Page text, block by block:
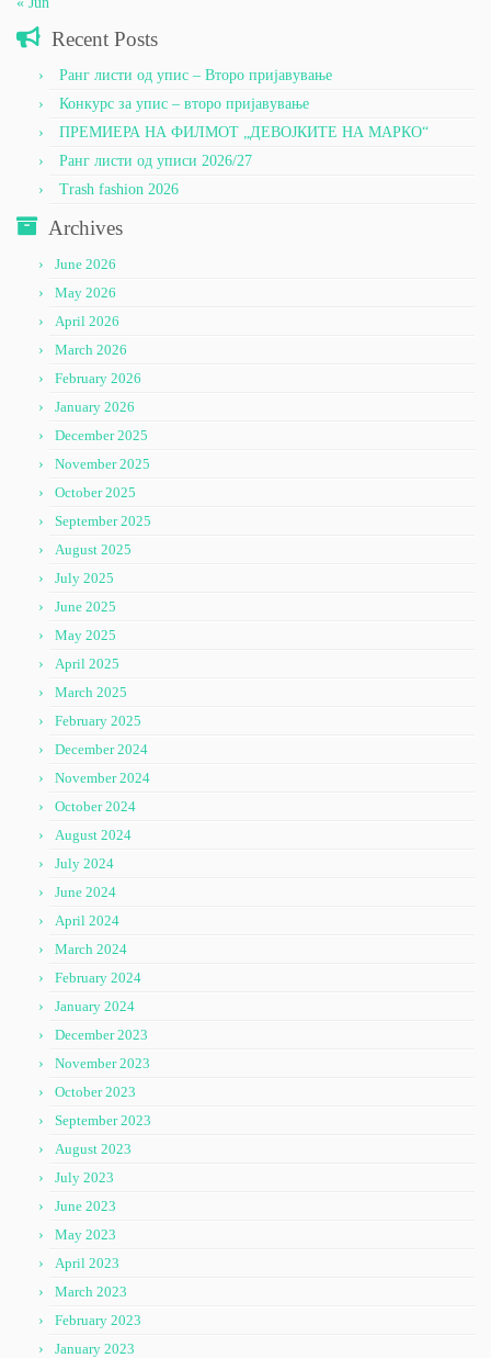
Recent Posts
Ранг листи од упис – Второ пријавување
Конкурс за упис – второ пријавување
ПРЕМИЕРА НА ФИЛМОТ „ДЕВОЈКИТЕ НА МАРКО“
Ранг листи од уписи 2026/27
Trash fashion 2026
Archives
June 2026
May 2026
April 2026
March 2026
February 2026
January 2026
December 2025
November 2025
October 2025
September 2025
August 2025
July 2025
June 2025
May 2025
April 2025
March 2025
February 2025
December 2024
November 2024
October 2024
August 2024
July 2024
June 2024
April 2024
March 2024
February 2024
January 2024
December 2023
November 2023
October 2023
September 2023
August 2023
July 2023
June 2023
May 2023
April 2023
March 2023
February 2023
January 2023